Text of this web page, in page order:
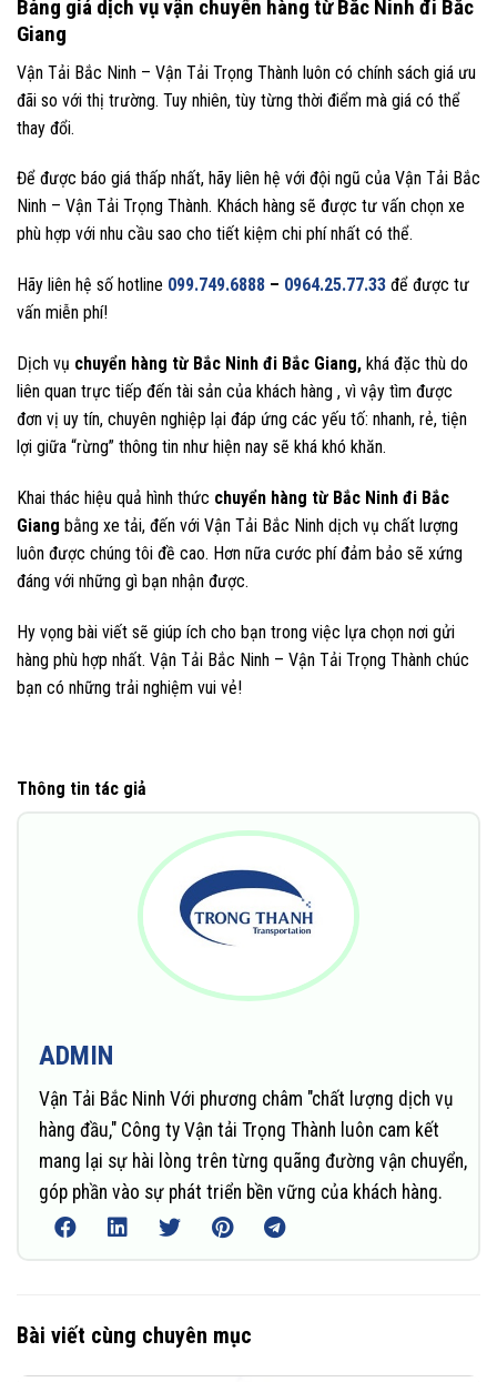
Bảng giá dịch vụ vận chuyển hàng từ Bắc Ninh đi Bắc
Giang
Vận Tải Bắc Ninh – Vận Tải Trọng Thành luôn có chính sách giá ưu
đãi so với thị trường. Tuy nhiên, tùy từng thời điểm mà giá có thể
thay đổi.
Để được báo giá thấp nhất, hãy liên hệ với đội ngũ của Vận Tải Bắc
Ninh – Vận Tải Trọng Thành. Khách hàng sẽ được tư vấn chọn xe
phù hợp với nhu cầu sao cho tiết kiệm chi phí nhất có thể.
Hãy liên hệ số hotline 099.749.6888 – 0964.25.77.33 để được tư
vấn miễn phí!
Dịch vụ chuyển hàng từ Bắc Ninh đi Bắc Giang, khá đặc thù do
liên quan trực tiếp đến tài sản của khách hàng , vì vậy tìm được
đơn vị uy tín, chuyên nghiệp lại đáp ứng các yếu tố: nhanh, rẻ, tiện
lợi giữa “rừng” thông tin như hiện nay sẽ khá khó khăn.
Khai thác hiệu quả hình thức chuyển hàng từ Bắc Ninh đi Bắc
Giang bằng xe tải, đến với Vận Tải Bắc Ninh dịch vụ chất lượng
luôn được chúng tôi đề cao. Hơn nữa cước phí đảm bảo sẽ xứng
đáng với những gì bạn nhận được.
Hy vọng bài viết sẽ giúp ích cho bạn trong việc lựa chọn nơi gửi
hàng phù hợp nhất. Vận Tải Bắc Ninh – Vận Tải Trọng Thành chúc
bạn có những trải nghiệm vui vẻ!
Thông tin tác giả
ADMIN
Vận Tải Bắc Ninh Với phương châm "chất lượng dịch vụ
hàng đầu," Công ty Vận tải Trọng Thành luôn cam kết
mang lại sự hài lòng trên từng quãng đường vận chuyển,
góp phần vào sự phát triển bền vững của khách hàng.
Bài viết cùng chuyên mục